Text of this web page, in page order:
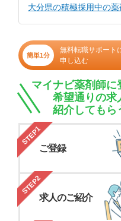
大分県の積極採用中の薬
簡単1分
無料転職サポート
申し込む
マイナビ薬剤師に
希望通りの求
紹介してもら
STEP1
ご登録
STEP2
求人のご紹介